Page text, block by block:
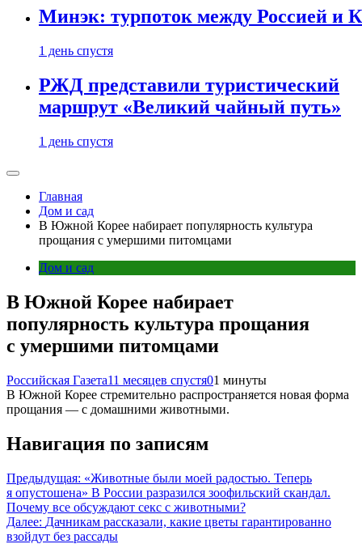
Минэк: турпоток между Россией и
1 день спустя
РЖД представили туристический
маршрут «Великий чайный путь»
1 день спустя
Главная
Дом и сад
В Южной Корее набирает популярность культура
прощания с умершими питомцами
Дом и сад
В Южной Корее набирает
популярность культура прощания
с умершими питомцами
Российская Газета11 месяцев спустя01 минуты
В Южной Корее стремительно распространяется новая форма
прощания — с домашними животными.
Навигация по записям
Предыдущая: «Животные были моей радостью. Теперь
я опустошена» В России разразился зоофильский скандал.
Почему все обсуждают секс с животными?
Далее: Дачникам рассказали, какие цветы гарантированно
взойдут без рассады